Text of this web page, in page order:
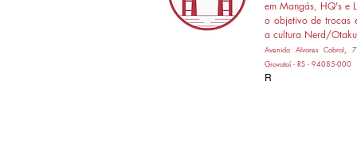
em Mangás, HQ's e
o objetivo de trocas
a cultura Nerd/
Avenida Alvares
Gravataí - RS - 94085-000
R